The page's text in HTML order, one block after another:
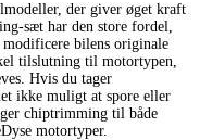
der giver øget kraft
sæt har den store fordel,
bilens originale
tilslutning til motortypen,
Hvis du tager
ikke muligt at spore eller
chiptrimming til både
motortyper.